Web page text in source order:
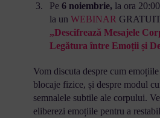
Pe 6 noiembrie,la ora
la un WEBINAR
„Descifrează Mesajele
Legătura între Emoții și
Vom discuta despre cum
blocaje fizice, și despre modul
semnalele subtile ale corpului.
eliberezi emoțiile pentru a